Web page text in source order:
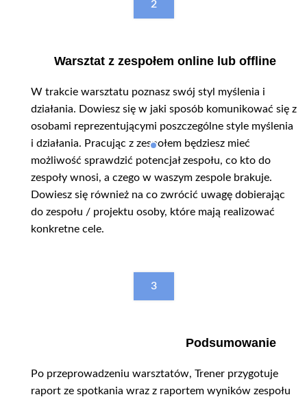
2
Warsztat z zespołem online lub offline
W trakcie warsztatu poznasz swój styl myślenia i
działania. Dowiesz się w jaki sposób komunikować się z
osobami reprezentującymi poszczególne style myślenia
i działania. Pracując z zespołem będziesz mieć
możliwość sprawdzić potencjał zespołu, co kto do
zespoły wnosi, a czego w waszym zespole brakuje.
Dowiesz się również na co zwrócić uwagę dobierając
do zespołu / projektu osoby, które mają realizować
konkretne cele.
3
Podsumowanie
Po przeprowadzeniu warsztatów, Trener przygotuje
raport ze spotkania wraz z raportem wyników zespołu